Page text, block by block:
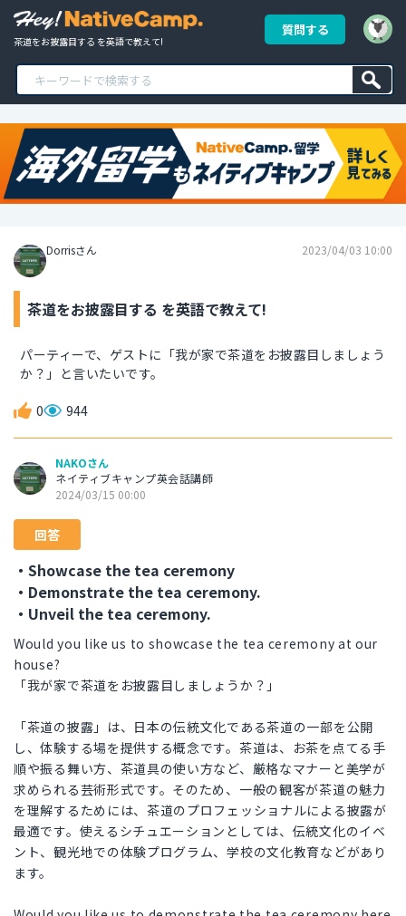
茶道をお披露目する を英語で教えて!
質問する
Dorrisさん 2023/04/03 10:00
茶道をお披露目する を英語で教えて!
パーティーで、ゲストに「我が家で茶道をお披露目しましょう
か？」と言いたいです。
0 944
NAKOさん
ネイティブキャンプ英会話講師
2024/03/15 00:00
回答
・Showcase the tea ceremony
・Demonstrate the tea ceremony.
・Unveil the tea ceremony.
Would you like us to showcase the tea ceremony at our
house?
「我が家で茶道をお披露目しましょうか？」
「茶道の披露」は、日本の伝統文化である茶道の一部を公開
し、体験する場を提供する概念です。茶道は、お茶を点てる手
順や振る舞い方、茶道具の使い方など、厳格なマナーと美学が
求められる芸術形式です。そのため、一般の観客が茶道の魅力
を理解するためには、茶道のプロフェッショナルによる披露が
最適です。使えるシチュエーションとしては、伝統文化のイベ
ント、観光地での体験プログラム、学校の文化教育などがあり
ます。